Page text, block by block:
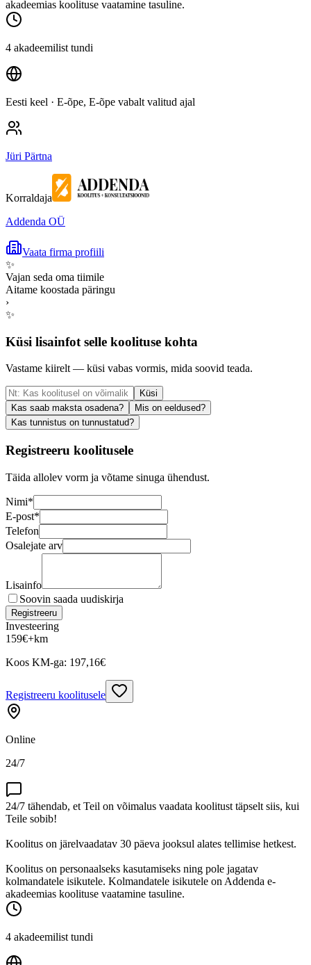
akadeemias koolituse vaatamine tasuline.
4 akadeemilist tundi
Eesti keel · E-õpe, E-õpe vabalt valitud ajal
Jüri Pärtna
Korraldaja
Addenda OÜ
Vaata firma profiili
✨
Vajan seda oma tiimile
Aitame koostada päringu
›
✨
Küsi lisainfot selle koolituse kohta
Vastame kiirelt — küsi vabas vormis, mida soovid teada.
Küsi
Kas saab maksta osadena?
Mis on eeldused?
Kas tunnistus on tunnustatud?
Registreeru koolitusele
Täida allolev vorm ja võtame sinuga ühendust.
Nimi*
E-post*
Telefon
Osalejate arv
Lisainfo
Soovin saada uudiskirja
Registreeru
Investeering
159€+km
Koos KM-ga: 197,16€
Registreeru koolitusele
Online
24/7
24/7 tähendab, et Teil on võimalus vaadata koolitust täpselt siis, kui
Teile sobib!
Koolitus on järelvaadatav 30 päeva jooksul alates tellimise hetkest.
Koolitus on personaalseks kasutamiseks ning pole jagatav
kolmandatele isikutele. Kolmandatele isikutele on Addenda e-
akadeemias koolituse vaatamine tasuline.
4 akadeemilist tundi